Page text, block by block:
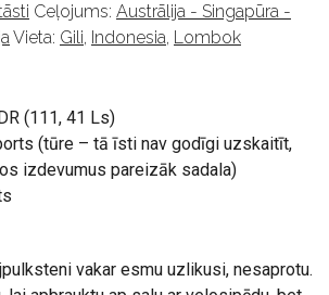
Ceļojums: Austrālija - Singapūra -
Vieta: Gili, Indonesia, Lombok
(111, 41 Ls)
(tūre – tā īsti nav godīgi uzskaitīt,
izdevumus pareizāk sadala)
vakar esmu uzlikusi, nesaprotu.